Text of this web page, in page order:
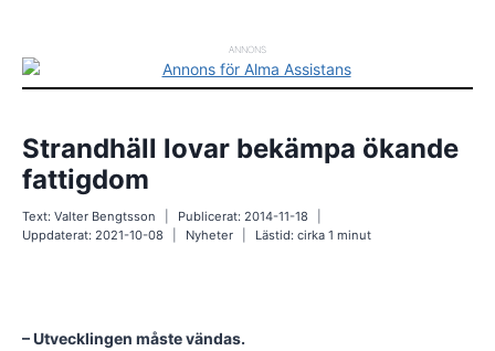
ANNONS
Strandhäll lovar bekämpa ökande
fattigdom
Text: Valter Bengtsson Publicerat: 2014-11-18
Uppdaterat: 2021-10-08 Nyheter Lästid: cirka1minut
– Utvecklingen måste vändas.